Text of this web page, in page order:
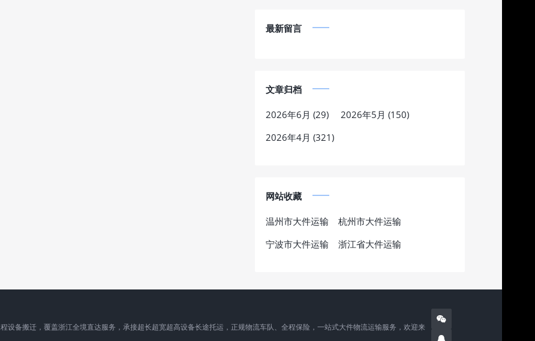
最新留言
文章归档
2026年6月 (29)
2026年5月 (150)
2026年4月 (321)
网站收藏
温州市大件运输
杭州市大件运输
宁波市大件运输
浙江省大件运输
设备搬迁，覆盖浙江全境直达服务，承接超长超宽超高设备长途托运，正规物流车队、全程保险，一站式大件物流运输服务，欢迎来